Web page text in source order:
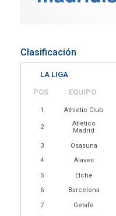
Clasificación
LA LIGA
POS EQUIPO
1 Athletic Club
2
Atletico
Madrid
3 Osasuna
4
Alaves
5
Elche
6
Barcelona
7
Getafe